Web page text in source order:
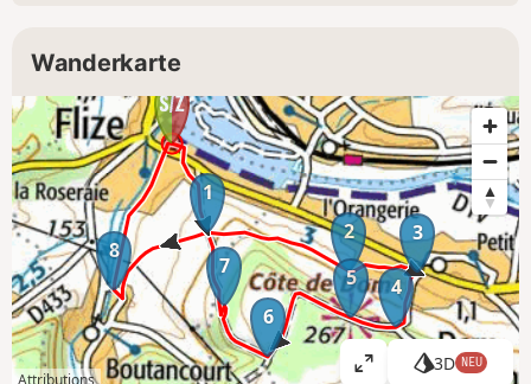
Wanderkarte
1
2
3
4
5
6
7
8
Attributions
K
3D NEU